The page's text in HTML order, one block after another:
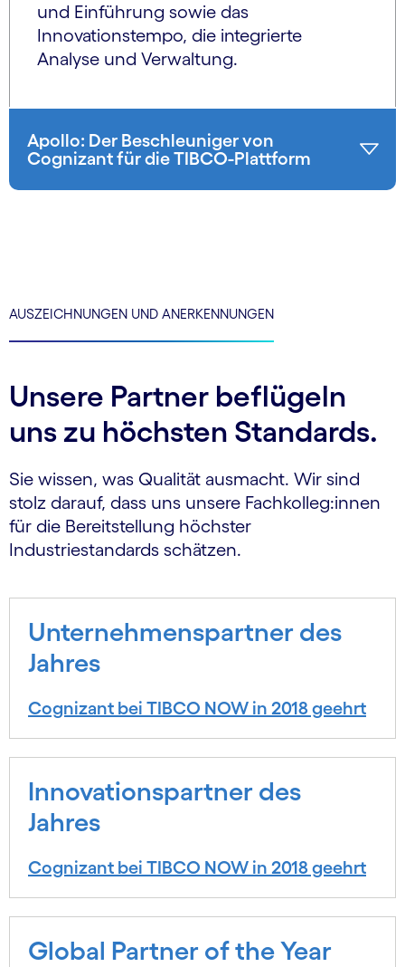
und Einführung sowie das
Innovationstempo, die integrierte
Analyse und Verwaltung.
Apollo: Der Beschleuniger von
Cognizant für die TIBCO-Plattform
AUSZEICHNUNGEN UND ANERKENNUNGEN
Unsere Partner beflügeln
uns zu höchsten Standards.
Sie wissen, was Qualität ausmacht. Wir sind
stolz darauf, dass uns unsere Fachkolleg:innen
für die Bereitstellung höchster
Industriestandards schätzen.
Unternehmenspartner des
Jahres
Cognizant bei TIBCO NOW in 2018 geehrt
Innovationspartner des
Jahres
Cognizant bei TIBCO NOW in 2018 geehrt
Global Partner of the Year